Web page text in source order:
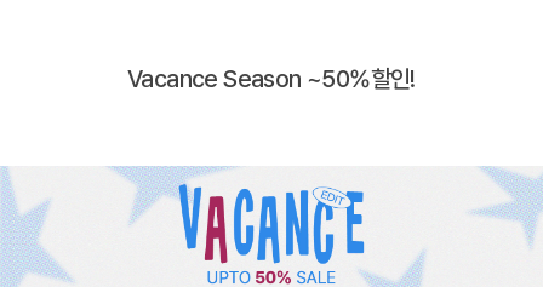
Vacance Season ~50%할인!